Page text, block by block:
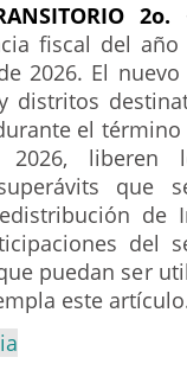
2o.
fiscal del
2026. El
distritos
el
2026, liberen
que
de
del
puedan ser
este